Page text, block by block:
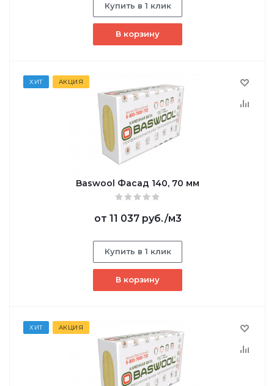
Купить в 1 клик
В корзину
ХИТ АКЦИЯ
Baswool Фасад 140, 70 мм
от 11 037 руб./м3
Купить в 1 клик
В корзину
ХИТ АКЦИЯ